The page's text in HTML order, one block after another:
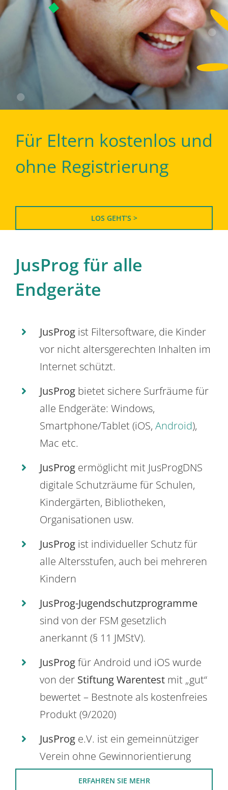
Für Eltern kostenlos und
ohne Registrierung
LOS GEHT’S >
JusProg für alle
Endgeräte
JusProg ist Filtersoftware, die Kinder
vor nicht altersgerechten Inhalten im
Internet schützt.
JusProg bietet sichere Surfräume für
alle Endgeräte: Windows,
Smartphone/Tablet (iOS, Android),
Mac etc.
JusProg ermöglicht mit JusProgDNS
digitale Schutzräume für Schulen,
Kindergärten, Bibliotheken,
Organisationen usw.
JusProg ist individueller Schutz für
alle Altersstufen, auch bei mehreren
Kindern
JusProg-Jugendschutzprogramme
sind von der FSM gesetzlich
anerkannt (§ 11 JMStV).
JusProgfür Android und iOS wurde
von der Stiftung Warentest mit „gut“
bewertet – Bestnote als kostenfreies
Produkt (9/2020)
JusProg e.V. ist ein gemeinnütziger
Verein ohne Gewinnorientierung
ERFAHREN SIE MEHR